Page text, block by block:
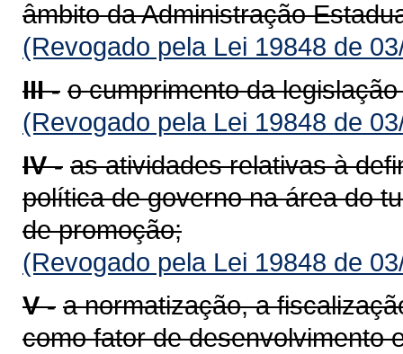
âmbito da Administração
(Revogado pela Lei 19848 de
III - o cumprimento da
(Revogado pela Lei 19848 de
IV - as atividades relativas à
política de governo na área do
de promoção;
(Revogado pela Lei 19848 de
V - a normatização, a
como fator de desenvolvimento